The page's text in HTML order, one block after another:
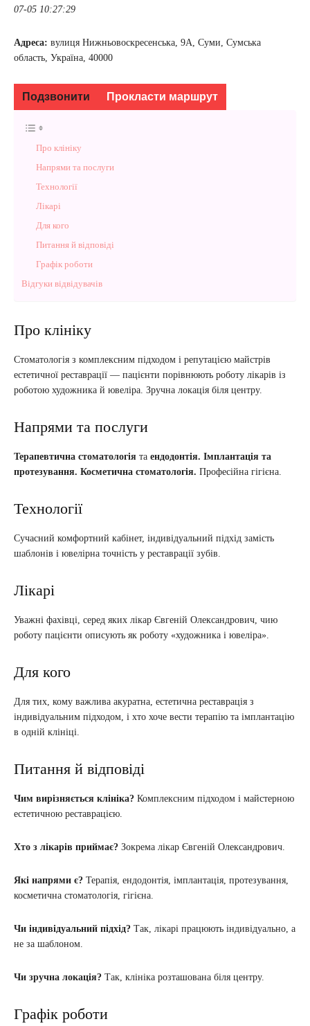
07-05 10:27:29
Адреса: вулиця Нижньовоскресенська, 9А, Суми, Сумська
область, Україна, 40000
Подзвонити Прокласти маршрут
Про клініку
Напрями та послуги
Технології
Лікарі
Для кого
Питання й відповіді
Графік роботи
Відгуки відвідувачів
Про клініку
Стоматологія з комплексним підходом і репутацією майстрів
естетичної реставрації — пацієнти порівнюють роботу лікарів із
роботою художника й ювеліра. Зручна локація біля центру.
Напрями та послуги
Терапевтична стоматологія та ендодонтія. Імплантація та
протезування. Косметична стоматологія. Професійна гігієна.
Технології
Сучасний комфортний кабінет, індивідуальний підхід замість
шаблонів і ювелірна точність у реставрації зубів.
Лікарі
Уважні фахівці, серед яких лікар Євгеній Олександрович, чию
роботу пацієнти описують як роботу «художника і ювеліра».
Для кого
Для тих, кому важлива акуратна, естетична реставрація з
індивідуальним підходом, і хто хоче вести терапію та імплантацію
в одній клініці.
Питання й відповіді
Чим вирізняється клініка? Комплексним підходом і майстерною
естетичною реставрацією.
Хто з лікарів приймає? Зокрема лікар Євгеній Олександрович.
Які напрями є? Терапія, ендодонтія, імплантація, протезування,
косметична стоматологія, гігієна.
Чи індивідуальний підхід? Так, лікарі працюють індивідуально, а
не за шаблоном.
Чи зручна локація? Так, клініка розташована біля центру.
Графік роботи